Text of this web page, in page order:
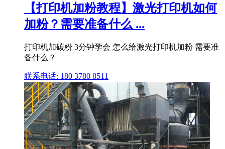
【打印机加粉教程】激光打印机如何
加粉？需要准备什么 ...
打印机加碳粉 3分钟学会 怎么给激光打印机加粉 需要准
备什么？
联系电话: 180 3780 8511